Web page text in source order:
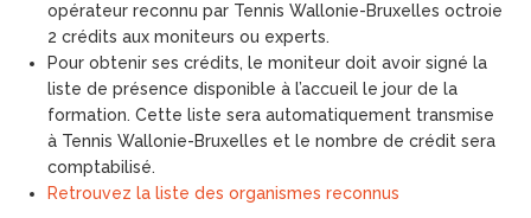
opérateur reconnu par Tennis Wallonie-Bruxelles octroie
2 crédits aux moniteurs ou experts.
Pour obtenir ses crédits, le moniteur doit avoir signé la
liste de présence disponible à l’accueil le jour de la
formation. Cette liste sera automatiquement transmise
à Tennis Wallonie-Bruxelles et le nombre de crédit sera
comptabilisé.
Retrouvez la liste des organismes reconnus